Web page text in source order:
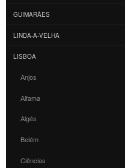
GUIMARÃES
LINDA-A-VELHA
LISBOA
Anjos
Alfama
Algés
Belém
Ciências